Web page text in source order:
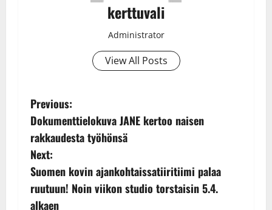
kerttuvali
Administrator
View All Posts
P
o
s
t
Previous:
Dokumenttielokuva JANE kertoo naisen
rakkaudesta työhönsä
Next:
Suomen kovin ajankohtaissatiiritiimi palaa
ruutuun! Noin viikon studio torstaisin 5.4.
alkaen